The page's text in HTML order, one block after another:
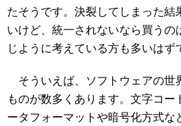
たそうです。決裂してしまった結
いけど、統一されないなら買うの
じように考えている方も多いはず
そういえば、ソフトウェアの世
ものが数多くあります。文字コ
ータフォーマットや暗号化方式な